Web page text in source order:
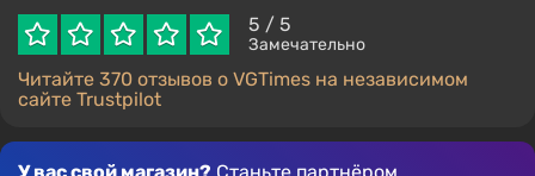
5 / 5
Замечательно
Читайте 370 отзывов о VGTimes на независимом
сайте Trustpilot